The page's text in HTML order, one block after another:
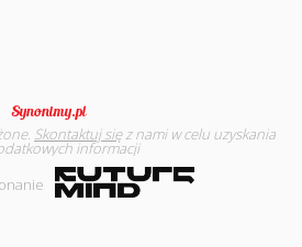
Skontaktuj sięz nami w celu uzyskania
informacji